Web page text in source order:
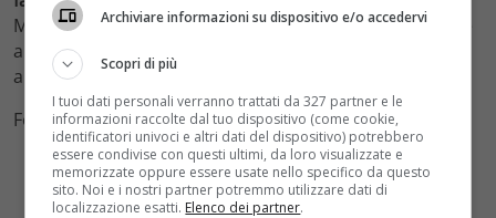
Ma per avere una risposta a questa domanda l’attesa è
ancora lunga, intanto non ci resta che iniziare il conto
alla rovescia per goderci l’ultima fatica dell’attore.
Foto by Instagram
Archiviare informazioni su dispositivo e/o accedervi
Scopri di più
I tuoi dati personali verranno trattati da 327 partner e le
informazioni raccolte dal tuo dispositivo (come cookie,
identificatori univoci e altri dati del dispositivo) potrebbero
essere condivise con questi ultimi, da loro visualizzate e
memorizzate oppure essere usate nello specifico da questo
sito. Noi e i nostri partner potremmo utilizzare dati di
localizzazione esatti. Elenco dei partner.